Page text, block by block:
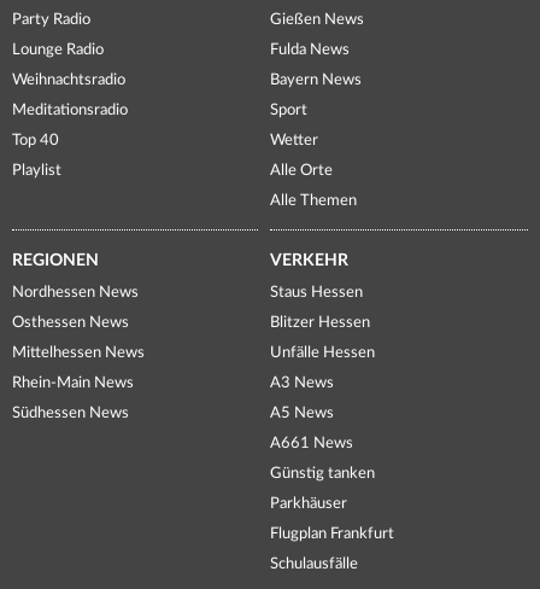
Party Radio
Lounge Radio
Weihnachtsradio
Meditationsradio
Top 40
Playlist
Gießen News
Fulda News
Bayern News
Sport
Wetter
Alle Orte
Alle Themen
REGIONEN
Nordhessen News
Osthessen News
Mittelhessen News
Rhein-Main News
Südhessen News
VERKEHR
Staus Hessen
Blitzer Hessen
Unfälle Hessen
A3 News
A5 News
A661 News
Günstig tanken
Parkhäuser
Flugplan Frankfurt
Schulausfälle